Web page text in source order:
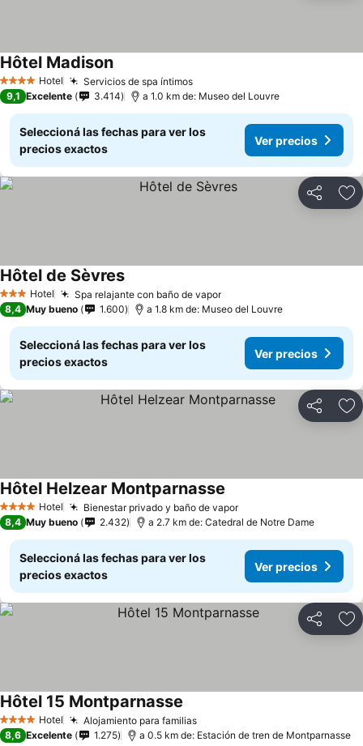
4 EstrellasHotel Servicios de spa íntimosVer precios
Hôtel MadisonVer precios
9,1 Excelente 3.414 a 1.0 km de: Museo del Louvre
Seleccioná las fechas para ver los
precios exactos
Ver precios
Compartir
3 Estrellas
Hotel Spa relajante con baño de vaporVer precios
Hôtel de SèvresVer precios
8,4 Muy bueno 1.600 a 1.8 km de: Museo del Louvre
Seleccioná las fechas para ver los
precios exactos
Ver precios
Compartir
4 EstrellasHotel Bienestar privado y baño de vaporVer precios
Hôtel Helzear Montparnasse
8,4 Muy bueno 2.432 a 2.7 km de: Catedral de Notre Dame
Seleccioná las fechas para ver los
precios exactos
Ver precios
Compartir
4 EstrellasHotel Alojamiento para familiasVer precios
Hôtel 15 Montparnasse
8,6 Excelente 1.275 a 0.5 km de: Estación de tren de Montparnasse